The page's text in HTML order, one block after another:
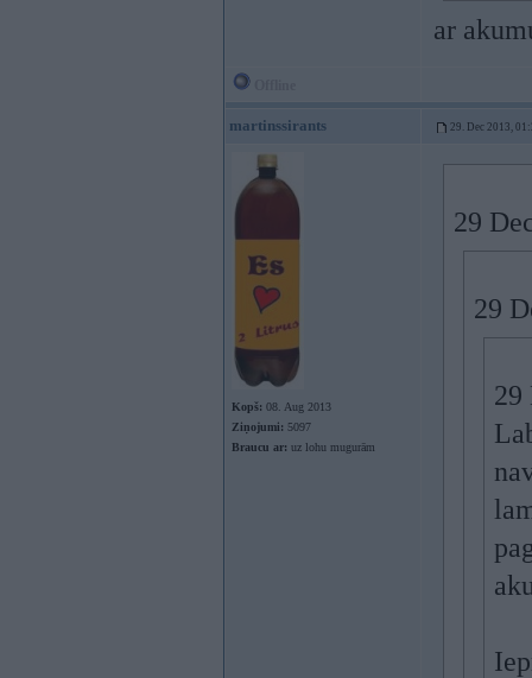
ar
martinssirants 29. Dec 2013,
Kopš: 08. Aug 2013
Ziņojumi: 5097
Braucu ar: uz lohu mugurām
29
29
29